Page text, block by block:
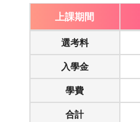
上課期間
選考料
入學金
學費
合計